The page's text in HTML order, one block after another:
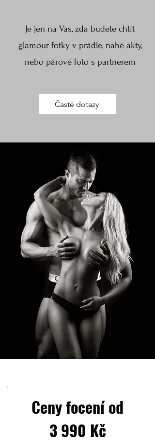
Je jen na Vás, zda budete chtít
glamour fotky v prádle​, nahé akty​,
nebo párové foto s partnerem
Časté dotazy
Ceny focení od
3 990 Kč